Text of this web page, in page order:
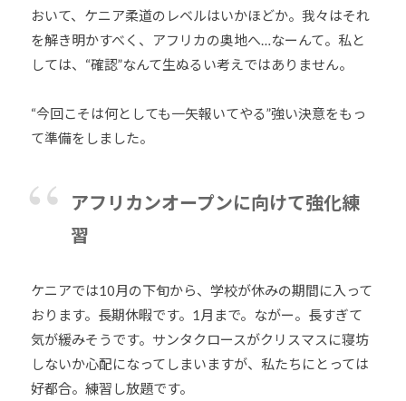
おいて、ケニア柔道のレベルはいかほどか。我々はそれ
を解き明かすべく、アフリカの奥地へ…なーんて。私と
しては、“確認”なんて生ぬるい考えではありません。
“今回こそは何としても一矢報いてやる”強い決意をもっ
て準備をしました。
アフリカンオープンに向けて強化練
習
ケニアでは10月の下旬から、学校が休みの期間に入って
おります。長期休暇です。1月まで。ながー。長すぎて
気が緩みそうです。サンタクロースがクリスマスに寝坊
しないか心配になってしまいますが、私たちにとっては
好都合。練習し放題です。